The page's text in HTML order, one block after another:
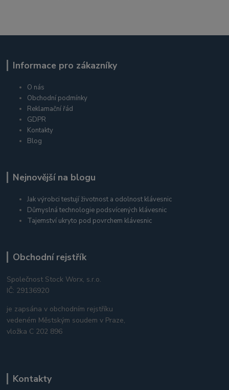
Informace pro zákazníky
O nás
Obchodní podmínky
Reklamační řád
GDPR
Kontakty
Blog
Nejnovější na blogu
Jak výrobci testují životnost a odolnost klávesnic
Důmyslná technologie podsvícených klávesnic
Tajemství ukryto pod povrchem klávesnic
Obchodní rejstřík
Společnost Stock Worx, s.r.o.
IČ: 29136920
je zapsána v obchodním rejstříku
vedeném Městským soudem v Praze,
vložka C 202 896
Kontakty